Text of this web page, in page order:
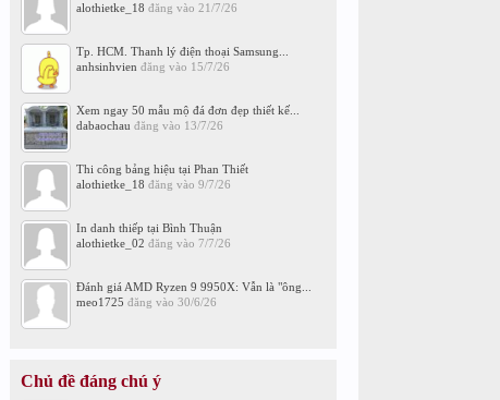
alothietke_18 đăng vào 21/7/26
Tp. HCM. Thanh lý điện thoại Samsung...
anhsinhvien đăng vào 15/7/26
Xem ngay 50 mẫu mộ đá đơn đẹp thiết kế...
dabaochau đăng vào 13/7/26
Thi công bảng hiệu tại Phan Thiết
alothietke_18 đăng vào 9/7/26
In danh thiếp tại Bình Thuận
alothietke_02 đăng vào 7/7/26
Đánh giá AMD Ryzen 9 9950X: Vẫn là "ông...
meo1725 đăng vào 30/6/26
Chủ đề đáng chú ý